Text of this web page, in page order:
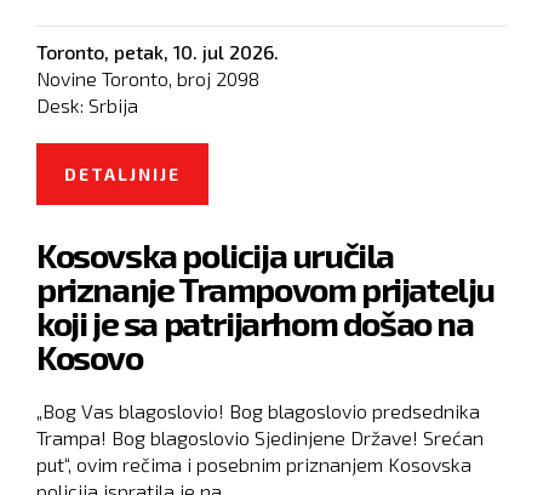
Toronto, petak, 10. jul 2026.
Novine Toronto, broj 2098
Desk: Srbija
DETALJNIJE
KOSOVA, PA ONDA MOŽE DAVATI
LEKCIJE
Kosovska policija uručila
priznanje Trampovom prijatelju
koji je sa patrijarhom došao na
Kosovo
„Bog Vas blagoslovio! Bog blagoslovio predsednika
Trampa! Bog blagoslovio Sjedinjene Države! Srećan
put“, ovim rečima i posebnim priznanjem Kosovska
policija ispratila je na...